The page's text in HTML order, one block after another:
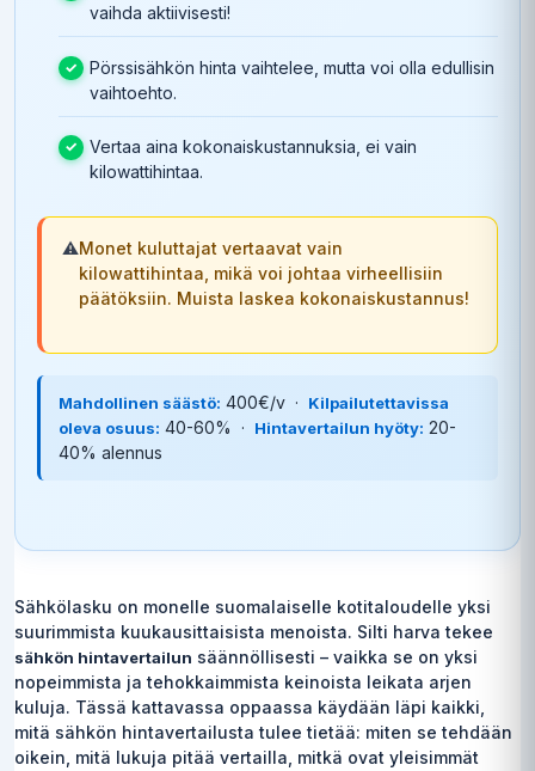
vaihda aktiivisesti!
Pörssisähkön hinta vaihtelee, mutta voi olla edullisin
vaihtoehto.
Vertaa aina kokonaiskustannuksia, ei vain
kilowattihintaa.
⚠️Monet kuluttajat vertaavat vain
kilowattihintaa, mikä voi johtaa virheellisiin
päätöksiin. Muista laskea kokonaiskustannus!
Mahdollinen säästö: 400€/v ·
Kilpailutettavissa
oleva osuus: 40-60% · Hintavertailun hyöty: 20-
40% alennus
Sähkölasku on monelle suomalaiselle kotitaloudelle yksi
suurimmista kuukausittaisista menoista. Silti harva tekee
sähkön hintavertailun säännöllisesti – vaikka se on yksi
nopeimmista ja tehokkaimmista keinoista leikata arjen
kuluja. Tässä kattavassa oppaassa käydään läpi kaikki,
mitä sähkön hintavertailusta tulee tietää: miten se tehdään
oikein, mitä lukuja pitää vertailla, mitkä ovat yleisimmät